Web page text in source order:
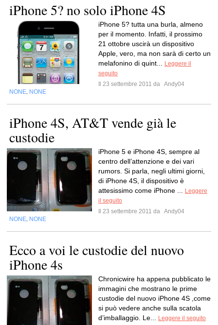
iPhone 5? no solo iPhone 4S
iPhone 5? tutta una burla, almeno
per il momento. Infatti, il prossimo
21 ottobre uscirà un dispositivo
Apple, vero, ma non sarà di certo un
melafonino di quint...
Leggere il
seguito
Il 23 settembre 2011 da Andy04
NONE NONE
iPhone 4S, AT&T vende già le
custodie
iPhone 5 e iPhone 4S, sempre al
centro dell’attenzione e dei vari
rumors. Si parla, negli ultimi giorni,
di iPhone 4S, il dispositivo è
attesissimo come iPhone ...
Leggere
il seguito
Il 23 settembre 2011 da Andy04
NONE NONE
Ecco a voi le custodie del nuovo
iPhone 4s
Chronicwire ha appena pubblicato le
immagini che mostrano le prime
custodie del nuovo iPhone 4S ,come
si può vedere anche sulla scatola
d’imballaggio. Le...
Leggere il seguito